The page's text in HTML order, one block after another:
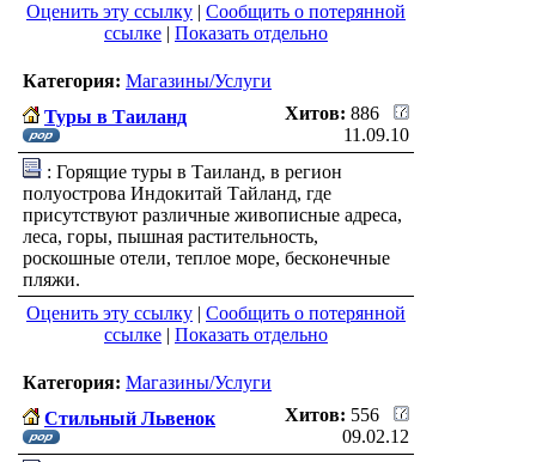
Оценить эту ссылку | Сообщить о потерянной
ссылке | Показать отдельно
Категория: Магазины/Услуги
Туры в Таиланд
Хитов: 886
11.09.10
: Горящие туры в Таиланд, в регион
полуострова Индокитай Тайланд, где
присутствуют различные живописные адреса,
леса, горы, пышная растительность,
роскошные отели, теплое море, бесконечные
пляжи.
Оценить эту ссылку | Сообщить о потерянной
ссылке | Показать отдельно
Категория: Магазины/Услуги
Стильный Львенок
Хитов: 556
09.02.12